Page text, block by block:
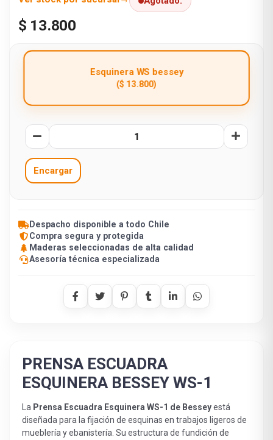
$ 13.800
Esquinera WS bessey
($ 13.800)
Encargar
Despacho disponible a todo Chile
Compra segura y protegida
Maderas seleccionadas de alta calidad
Asesoría técnica especializada
PRENSA ESCUADRA
ESQUINERA BESSEY WS-1
La Prensa Escuadra Esquinera WS-1 de Besseyestá
diseñada para la fijación de esquinas en trabajos ligeros de
mueblería y ebanistería. Su estructura de fundición de